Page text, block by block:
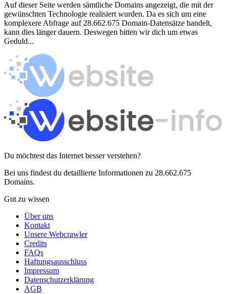
Auf dieser Seite werden sämtliche Domains angezeigt, die mit der
gewünschten Technologie realisiert wurden. Da es sich um eine
komplexere Abfrage auf 28.662.675 Domain-Datensätze handelt,
kann dies länger dauern. Deswegen bitten wir dich um etwas
Geduld...
Du möchtest das Internet besser verstehen?
Bei uns findest du detaillierte Informationen zu 28.662.675
Domains.
Gut zu wissen
Über uns
Kontakt
Unsere Webcrawler
Credits
FAQs
Haftungsausschluss
Impressum
Datenschutzerklärung
AGB